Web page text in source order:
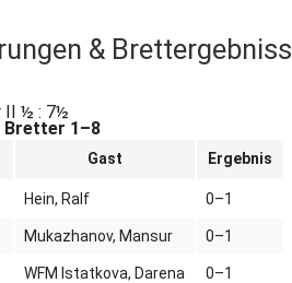
&
II ½ : 7½
Bretter 1–8
Gast Ergebnis
Hein, Ralf 0–1
Mukazhanov, Mansur 0–1
WFM Istatkova, Darena 0–1